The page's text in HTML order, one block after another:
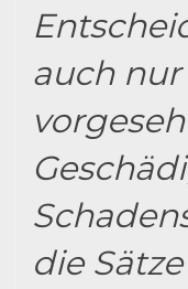
auch
die